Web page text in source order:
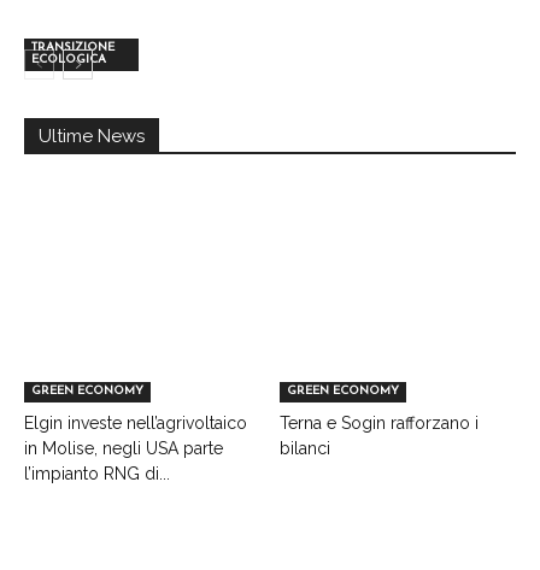
TRANSIZIONE
ECOLOGICA
Ultime News
GREEN ECONOMY
Elgin investe nell’agrivoltaico
in Molise, negli USA parte
l’impianto RNG di...
GREEN ECONOMY
Terna e Sogin rafforzano i
bilanci